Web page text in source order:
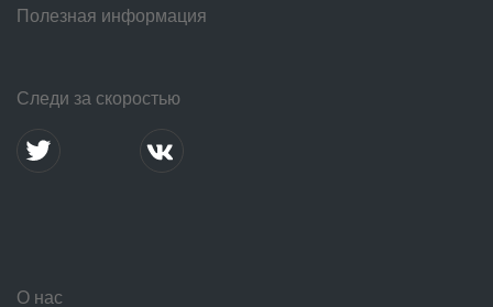
Полезная информация
Следи за скоростью
О нас